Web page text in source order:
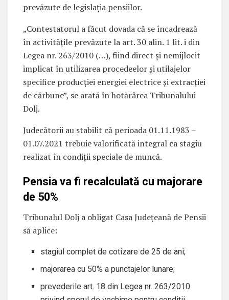
prevăzute de legislația pensiilor.
„Contestatorul a făcut dovada că se încadrează
în activităţile prevăzute la art. 30 alin. 1 lit. i din
Legea nr. 263/2010 (…), fiind direct și nemijlocit
implicat în utilizarea procedeelor și utilajelor
specifice producției energiei electrice și extracției
de cărbune”, se arată în hotărârea Tribunalului
Dolj.
Judecătorii au stabilit că perioada 01.11.1983 –
01.07.2021 trebuie valorificată integral ca stagiu
realizat în condiții speciale de muncă.
Pensia va fi recalculată cu majorare
de 50%
Tribunalul Dolj a obligat Casa Județeană de Pensii
să aplice:
stagiul complet de cotizare de 25 de ani;
majorarea cu 50% a punctajelor lunare;
prevederile art. 18 din Legea nr. 263/2010